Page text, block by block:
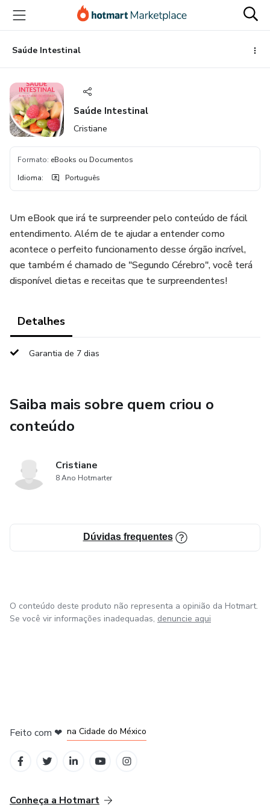
para
conteúdo
principal
para
pagamento
para
rodapé
Saúde Intestinal
Saúde Intestinal
Cristiane
Formato: eBooks ou Documentos
Idioma: Português
Um eBook que irá te surpreender pelo conteúdo de fácil
entendimento. Além de te ajudar a entender como
acontece o perfeito funcionamento desse órgão incrível,
que também é chamado de "Segundo Cérebro", você terá
disponível dietas e receitas que te surpreendentes!
Detalhes
Garantia de 7 dias
Saiba mais sobre quem criou o
conteúdo
Cristiane
8 Ano Hotmarter
Dúvidas frequentes
O conteúdo deste produto não representa a opinião da Hotmart.
Se você vir informações inadequadas, denuncie aqui
Feito com ❤ na Cidade do México
Conheça a Hotmart